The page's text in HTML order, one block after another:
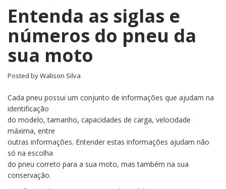
Entenda as siglas e
números do pneu da
sua moto
Posted byWalison Silva
Cada pneu possui um conjunto de informações que ajudam na
identificação
do modelo, tamanho, capacidades de carga, velocidade
máxima, entre
outras informações. Entender estas informações ajudam não
só na escolha
do pneu correto para a sua moto, mas também na sua
conservação.